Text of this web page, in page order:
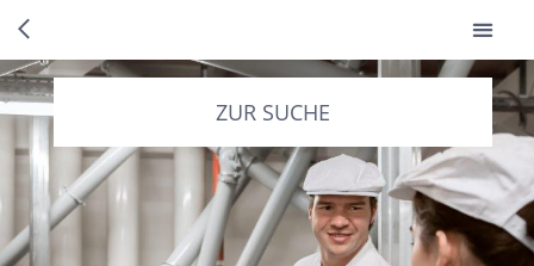
ZUR SUCHE